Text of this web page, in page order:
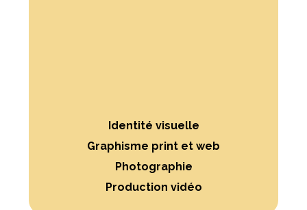
Identité visuelle
Graphisme print et web
Photographie
Production vidéo